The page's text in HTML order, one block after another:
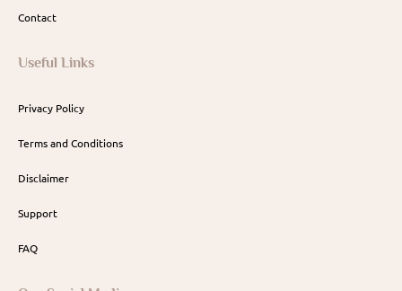
Contact
Useful Links
Privacy Policy
Terms and Conditions
Disclaimer
Support
FAQ